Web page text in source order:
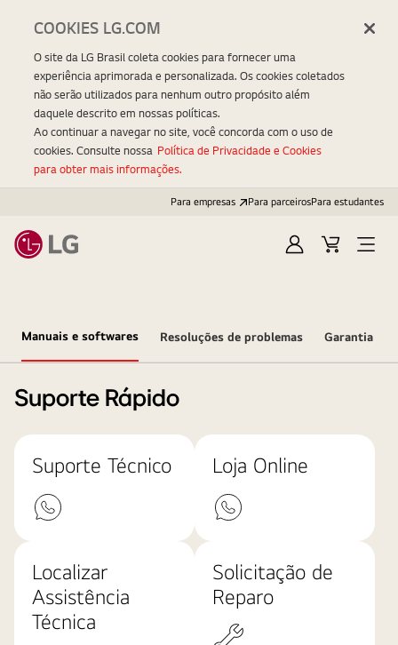
Para empresas Para parceirosPara estudantes
EntrarCarrinhoOpen
Manuais e softwares Resoluções de problemas Garantia
Suporte Rápido
Suporte Técnico Loja Online
Localizar
Assistência
Técnica
Solicitação de
Reparo
COOKIES LG.COM
O site da LG Brasil coleta cookies para fornecer uma
experiência aprimorada e personalizada. Os cookies coletados
não serão utilizados para nenhum outro propósito além
daquele descrito em nossas políticas.
Ao continuar a navegar no site, você concorda com o uso de
cookies. Consulte nossa Política de Privacidade e Cookies
para obter mais informações.